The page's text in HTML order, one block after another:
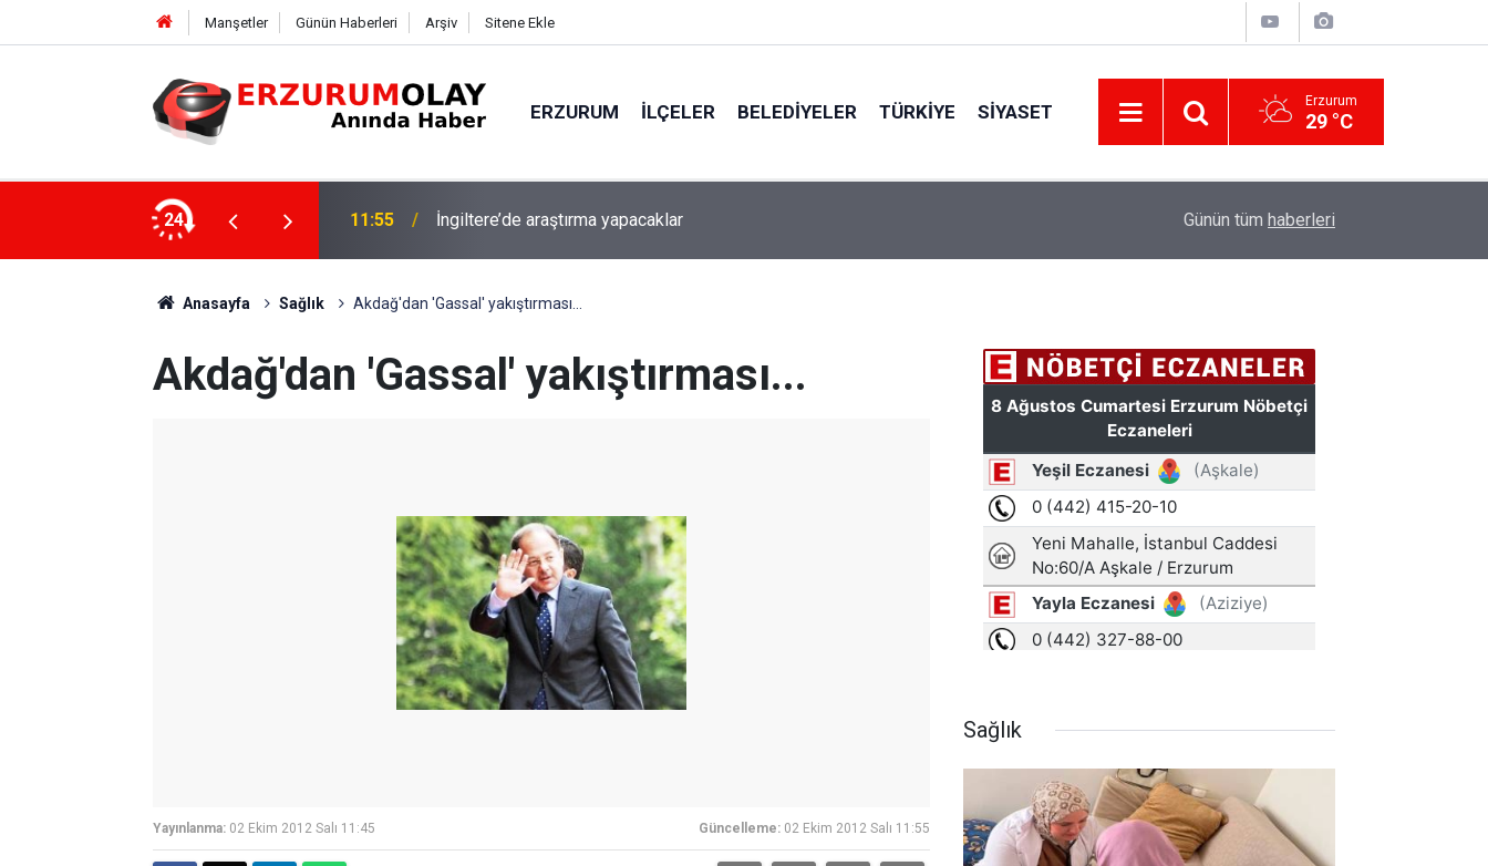
Manşetler Günün Haberleri Arşiv Sitene Ekle
ERZURUM İLÇELER BELEDIYELER TÜRKIYE SIYASET Erzurum
29 °C
24 11:52 Çay sohbeti iddiaya dönüştü Türkiye'de bir ilki yapıyor: Kilim üzerine
Günün tüm haberleri
Anasayfa Sağlık Akdağ'dan 'Gassal' yakıştırması...
Akdağ'dan 'Gassal' yakıştırması...
Yayınlanma: 02 Ekim 2012 Salı 11:45 Güncelleme: 02 Ekim 2012 Salı 11:55
Sağlık